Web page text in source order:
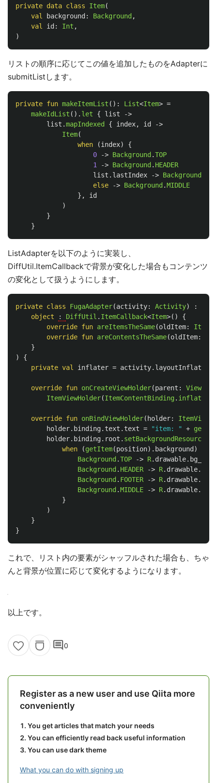
private data class Item(
val
background : Background ,
val
id : Int ,
)
リストの順序に応じてこの値を追加したものをAdapterに
submitListします。
private fun makeItemList (): List<Item> =
makeIdList (). let { list
->
list .mapIndexed { index, id
->
Item(
when
(index)
{
0
-> Background .TOP
1
-> Background . HEADER
list . lastIndex -> Background
else
-> Background .MIDDLE
},
id
)
}
}
ListAdapterを以下のように実装し、
DiffUtil.ItemCallbackで背景が変化した場合もコンテンツ
の変化として扱うようにします。
private class FugaAdapter(activity: Activity) :
object
: DiffUtil . ItemCallback<Item>()
{
override fun areItemsTheSame(oldItem: Item
override fun areContentsTheSame(oldItem:
}
)
{
private val inflater = activity. layoutInflater
override fun onCreateViewHolder(parent :
ItemViewHolder(ItemContentBinding. inflate
override fun onBindViewHolder( holder:
holder. binding. text . text = "item: " +
holder. binding. root . setBackgroundResource
when
(getItem(position). background )
Background .TOP -> R. drawable. bg_top
Background . HEADER -> R. drawable.
Background . FOOTER -> R. drawable.
Background .MIDDLE -> R. drawable.
}
)
}
}
これで、リスト内の要素がシャッフルされた場合も、ちゃ
んと背景が位置に応じて変化するようになります。
以上です。
comment0
Register as a new user and use Qiita more
conveniently
You get articles that match your needs
You can efficiently read back useful information
You can use dark theme
What you can do with signing up